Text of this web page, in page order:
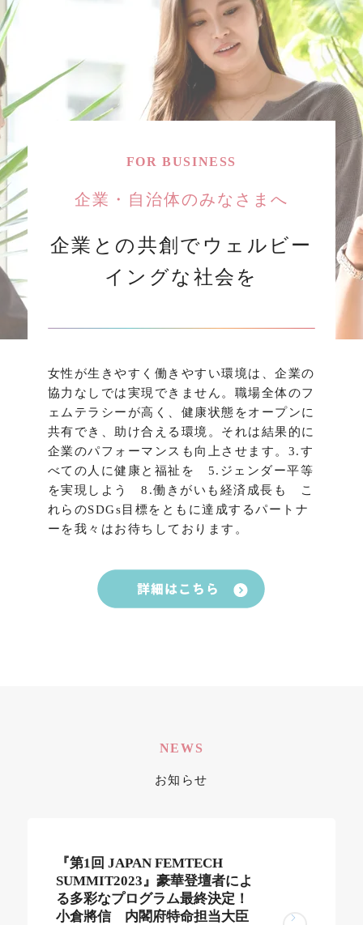
FOR BUSINESS
企業・自治体のみなさまへ
企業との共創でウェルビー
イングな社会を
女性が生きやすく働きやすい環境は、企業の
協力なしでは実現できません。職場全体のフ
ェムテラシーが高く、健康状態をオープンに
共有でき、助け合える環境。それは結果的に
企業のパフォーマンスも向上させます。3.す
べての人に健康と福祉を 5.ジェンダー平等
を実現しよう 8.働きがいも経済成長も こ
れらのSDGs目標をともに達成するパートナ
ーを我々はお待ちしております。
NEWS
お知らせ
『第1回 JAPAN FEMTECH
SUMMIT2023』豪華登壇者によ
る多彩なプログラム最終決定！
小倉將信 内閣府特命担当大臣